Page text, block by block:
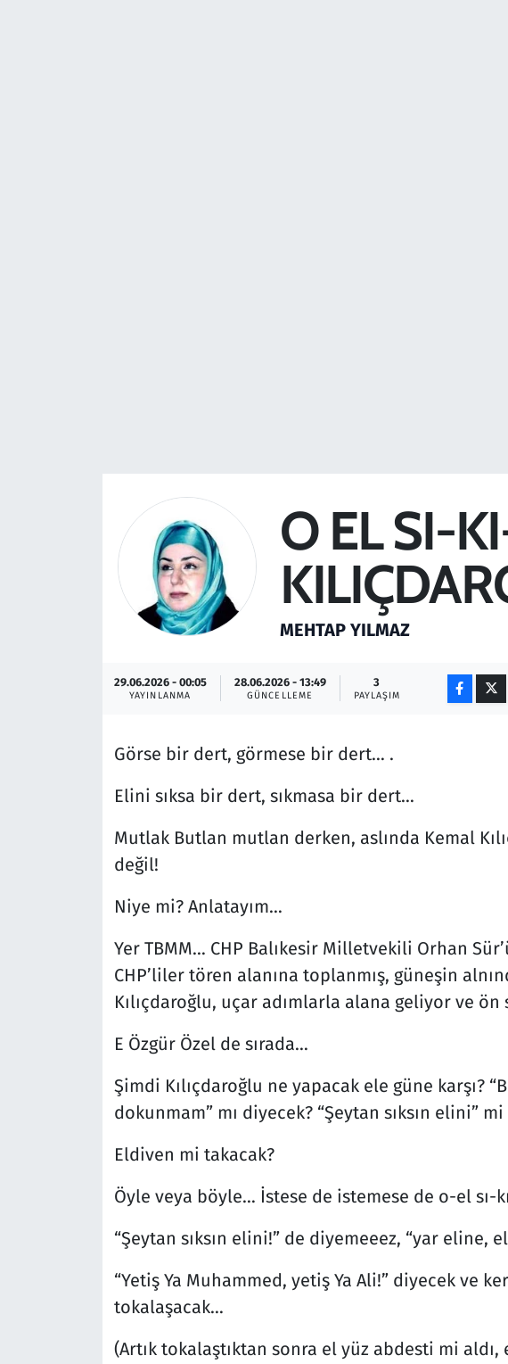
O EL SI-
MEHTAP YILMAZ
29.06.2026 - 00:05
YAYINLANMA
28.06.2026 - 13:49
GÜNCELLEME
3
PAYLAŞIM
Görse bir dert, görmese bir dert… .
Elini sıksa bir dert, sıkmasa bir dert…
Mutlak Butlan mutlan derken, aslında Kemal
değil!
Niye mi? Anlatayım…
Yer TBMM… CHP Balıkesir Milletvekili Orhan
CHP’liler tören alanına toplanmış, güneşin
Kılıçdaroğlu, uçar adımlarla alana geliyor ve ön
E Özgür Özel de sırada…
Şimdi Kılıçdaroğlu ne yapacak ele güne karşı?
dokunmam” mı diyecek? “Şeytan sıksın elini”
Eldiven mi takacak?
Öyle veya böyle… İstese de istemese de o-el sı-
“Şeytan sıksın elini!” de diyemeeez, “yar eline,
“Yetiş Ya Muhammed, yetiş Ya Ali!” diyecek ve
tokalaşacak…
(Artık tokalaştıktan sonra el yüz abdesti mi aldı,
Savunma Sanayi
Televizyon